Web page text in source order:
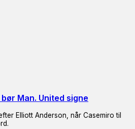
Man. United signe
Elliott Anderson, når Casemiro til